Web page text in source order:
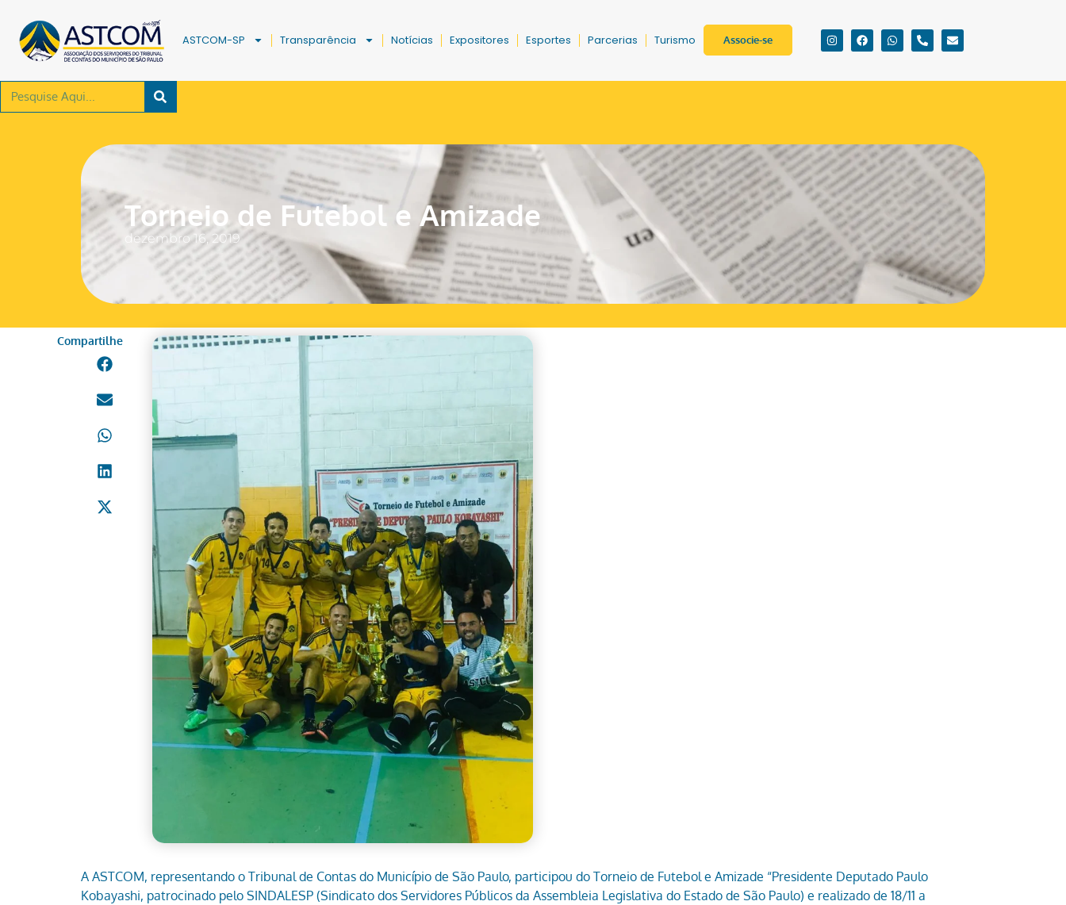
ASTCOM-SP Transparência Notícias Expositores Esportes Parcerias Turismo Associe-se
Torneio de Futebol e Amizade
dezembro 16, 2019
Compartilhe
A ASTCOM, representando o Tribunal de Contas do Município de São Paulo, participou do Torneio de Futebol e Amizade “Presidente Deputado Paulo
Kobayashi, patrocinado pelo SINDALESP (Sindicato dos Servidores Públicos da Assembleia Legislativa do Estado de São Paulo) e realizado de 18/11 a